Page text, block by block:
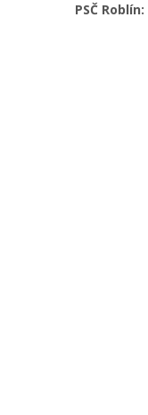
PSČ Roblín: